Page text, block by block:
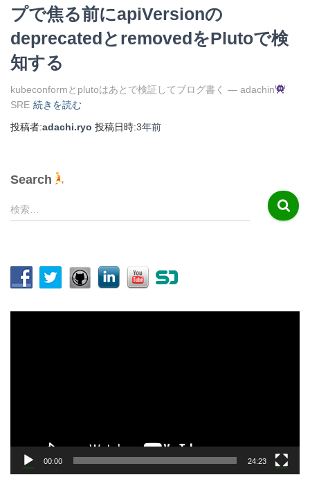
プで焦る前にapiVersionの
deprecatedとremovedをPlutoで検
知する
kubeconformとplutoはあとで検証してブログ書く — adachin
SRE 続きを読む
投稿者:adachi.ryo 投稿日時:3年前
Search
検
索
検索…
00:00 24:23